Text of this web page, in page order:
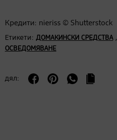
Кредити: nieriss © Shutterstock
Етикети: ДОМАКИНСКИ СРЕДСТВА,
ОСВЕДОМЯВАНЕ
дял: